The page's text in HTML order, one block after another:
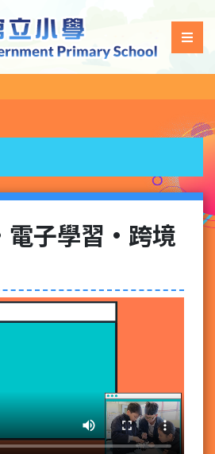
子學習‧跨境